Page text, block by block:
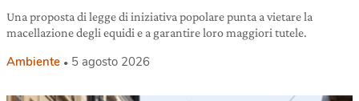
Una proposta di legge di iniziativa popolare punta a vietare la
macellazione degli equidi e a garantire loro maggiori tutele.
Ambiente 5 agosto 2026